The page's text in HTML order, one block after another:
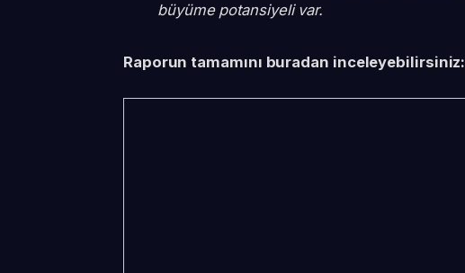
büyüme potansiyeli var.
Raporun tamamını buradan inceleyebilirsiniz: